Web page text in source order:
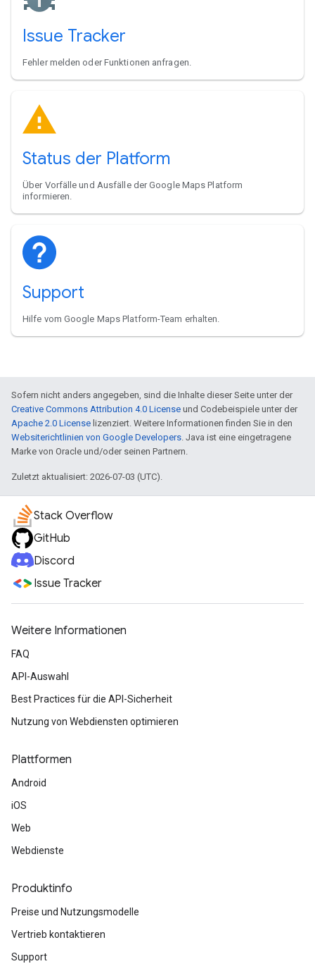
Issue Tracker
Fehler melden oder Funktionen anfragen.
Status der Platform
Über Vorfälle und Ausfälle der Google Maps Platform
informieren.
Support
Hilfe vom Google Maps Platform-Team erhalten.
Sofern nicht anders angegeben, sind die Inhalte dieser Seite unter der
Creative Commons Attribution 4.0 License und Codebeispiele unter der
Apache 2.0 License lizenziert. Weitere Informationen finden Sie in den
Websiterichtlinien von Google Developers . Java ist eine eingetragene
Marke von Oracle und/oder seinen Partnern.
Zuletzt aktualisiert: 2026-07-03 (UTC).
Stack Overflow
GitHub
Discord
Issue Tracker
Weitere Informationen
FAQ
API-Auswahl
Best Practices für die API-Sicherheit
Nutzung von Webdiensten optimieren
Plattformen
Android
iOS
Web
Webdienste
Produktinfo
Preise und Nutzungsmodelle
Vertrieb kontaktieren
Support